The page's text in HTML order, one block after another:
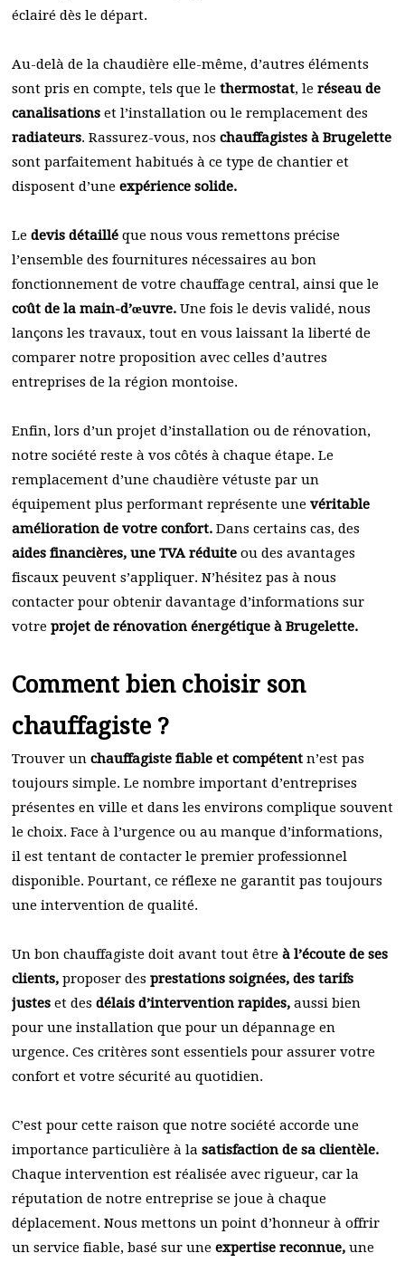
éclairé dès le départ.
Au-delà de la chaudière elle-même, d’autres éléments
sont pris en compte, tels que le thermostat, le réseau de
canalisations et l’installation ou le remplacement des
radiateurs. Rassurez-vous, nos chauffagistes à Brugelette
sont parfaitement habitués à ce type de chantier et
disposent d’une expérience solide.
Le devis détaillé que nous vous remettons précise
l’ensemble des fournitures nécessaires au bon
fonctionnement de votre chauffage central, ainsi que le
coût de la main-d’œuvre. Une fois le devis validé, nous
lançons les travaux, tout en vous laissant la liberté de
comparer notre proposition avec celles d’autres
entreprises de la région montoise.
Enfin, lors d’un projet d’installation ou de rénovation,
notre société reste à vos côtés à chaque étape. Le
remplacement d’une chaudière vétuste par un
équipement plus performant représente une véritable
amélioration de votre confort. Dans certains cas, des
aides financières, une TVA réduite ou des avantages
fiscaux peuvent s’appliquer. N’hésitez pas à nous
contacter pour obtenir davantage d’informations sur
votre projet de rénovation énergétique à Brugelette.
Comment bien choisir son
chauffagiste ?
Trouver un chauffagiste fiable et compétent n’est pas
toujours simple. Le nombre important d’entreprises
présentes en ville et dans les environs complique souvent
le choix. Face à l’urgence ou au manque d’informations,
il est tentant de contacter le premier professionnel
disponible. Pourtant, ce réflexe ne garantit pas toujours
une intervention de qualité.
Un bon chauffagiste doit avant tout être à l’écoute de ses
clients, proposer des prestations soignées, des tarifs
justes et des délais d’intervention rapides, aussi bien
pour une installation que pour un dépannage en
urgence. Ces critères sont essentiels pour assurer votre
confort et votre sécurité au quotidien.
C’est pour cette raison que notre société accorde une
importance particulière à la satisfaction de sa clientèle.
Chaque intervention est réalisée avec rigueur, car la
réputation de notre entreprise se joue à chaque
déplacement. Nous mettons un point d’honneur à offrir
un service fiable, basé sur une expertise reconnue, une